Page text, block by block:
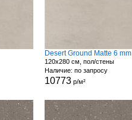
Desert Ground Matte 6 mm
120x280 см, пол/стены
Наличие: по запросу
10773р/м²